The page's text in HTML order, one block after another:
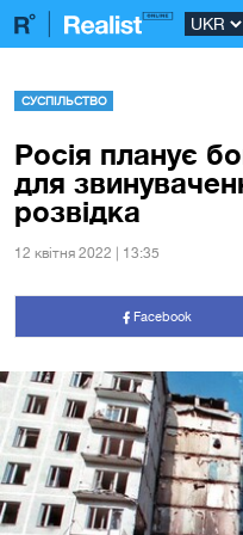
СУСПІЛЬСТВО
Росія планує
для
розвідка
12 квiтня 2022 | 13:35
Facebook